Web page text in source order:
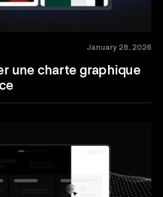
January 28, 2026
une charte graphique